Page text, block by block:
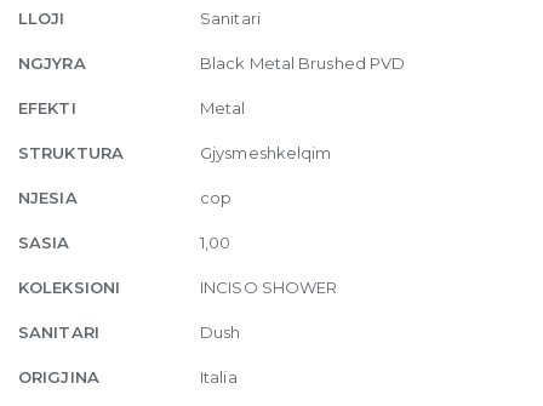
Metal
Brushed
quantity
LLOJI Sanitari
NGJYRA Black Metal Brushed PVD
EFEKTI Metal
STRUKTURA Gjysmeshkelqim
NJESIA cop
SASIA 1,00
KOLEKSIONI INCISO SHOWER
SANITARI Dush
ORIGJINA Italia